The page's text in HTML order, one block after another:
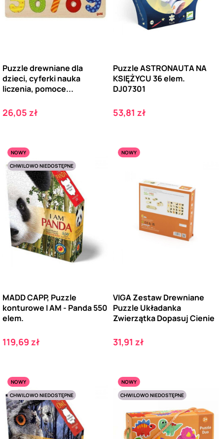
Puzzle drewniane dla
dzieci, cyferki nauka
liczenia, pomoce...
Cena
26,05 zł
Puzzle ASTRONAUTA NA
KSIĘŻYCU 36 elem.
DJ07301
Cena
53,81 zł
NOWY
CHWILOWO NIEDOSTĘPNE
MADD CAPP, Puzzle
konturowe I AM - Panda 550
elem.
Cena
119,69 zł
NOWY
VIGA Zestaw Drewniane
Puzzle Układanka
Zwierzątka Dopasuj Cienie
Cena
31,91 zł
NOWY
CHWILOWO NIEDOSTĘPNE
NOWY
CHWILOWO NIEDOSTĘPNE